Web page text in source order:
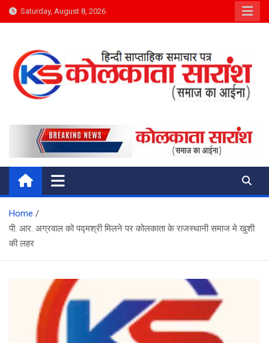
Skip
to
Saturday, August 8, 2026
Kolkata Saransh News
समाज का आईना
Home
पी. आर. अग्रवाल को पद्मश्री मिलने पर कोलकाता के राजस्थानी समाज मे खुशी
की लहर